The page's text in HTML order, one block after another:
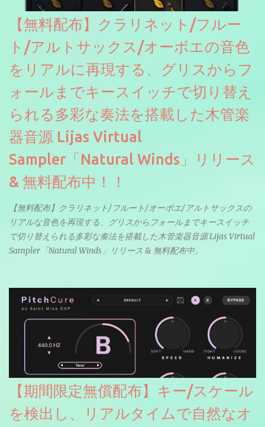
【無料配布】クラリネット/フルー
ト/アルトサックス/オーボエの音色
をリアルに再現する、グリスからフ
ォールまでキースイッチで切り替え
られる多彩な奏法を搭載した木管楽
器音源 Lijas Virtual
Sampler「Natural Winds」リリース
& 無料配布中！！
【無料配布】クラリネット/フルート/オーボエ/アルトサックスの
リアルな音色を再現する、グリスからフォールまでキースイッチ
で切り替えられる多彩な奏法を搭載した木管楽器音源 Lijas Virtual
Sampler「Natural Winds」リリース & 無料配布中。
【期間限定無償配布】キー/スケール
を検出し、リアルタイムで自然なオ